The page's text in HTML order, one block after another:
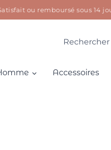
ou remboursé sous 14 jours
Rechercher
Accessoires